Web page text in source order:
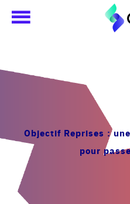
Objectif Reprises :
pour